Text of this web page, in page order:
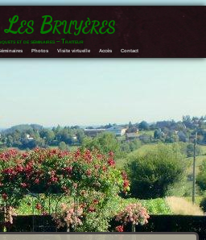
Bruyères
et de séminaires – Traiteur
Photos Visite virtuelle Accès Contact